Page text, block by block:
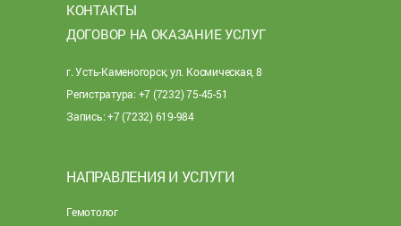
КОНТАКТЫ
ДОГОВОР НА ОКАЗАНИЕ УСЛУГ
г. Усть-Каменогорск, ул. Космическая, 8
Регистратура: +7 (7232) 75-45-51
Запись: +7 (7232) 619-984
НАПРАВЛЕНИЯ И УСЛУГИ
Гемотолог